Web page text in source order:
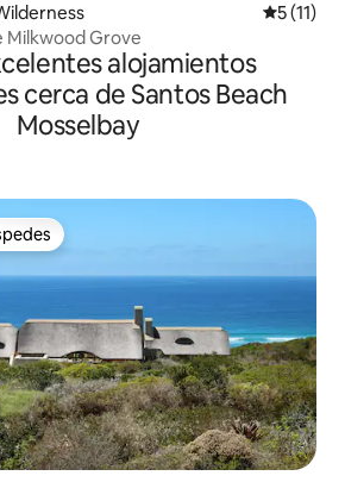
5 (11)
Grove
alojamientos
cerca de Santos Beach
Mosselbay